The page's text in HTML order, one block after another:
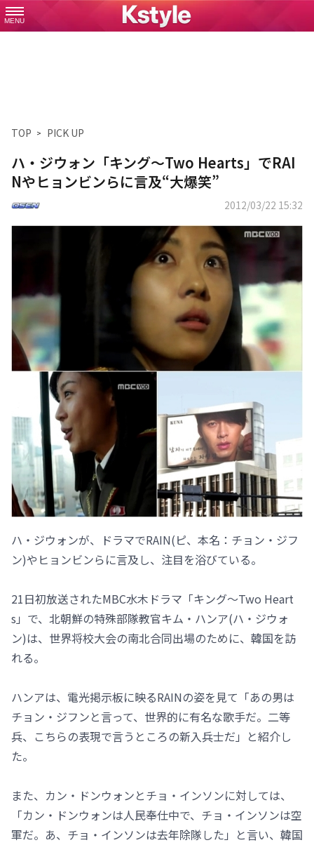
MENU
TOP PICK UP
ハ・ジウォン「キング～Two Hearts」でRAI
Nやヒョンビンらに言及“大爆笑”
2012/03/22 15:32
ハ・ジウォンが、ドラマでRAIN(ピ、本名：チョン・ジフ
ン)やヒョンビンらに言及し、注目を浴びている。
21日初放送されたMBC水木ドラマ「キング～Two Heart
s」で、北朝鮮の特殊部隊教官キム・ハンア(ハ・ジウォ
ン)は、世界将校大会の南北合同出場のために、韓国を訪
れる。
ハンアは、電光掲示板に映るRAINの姿を見て「あの男は
チョン・ジフンと言って、世界的に有名な歌手だ。二等
兵、こちらの表現で言うところの新入兵士だ」と紹介し
た。
また、カン・ドンウォンとチョ・インソンに対しては、
「カン・ドンウォンは人民奉仕中で、チョ・インソンは空
軍だ。あ、チョ・インソンは去年除隊した」と言い、韓国